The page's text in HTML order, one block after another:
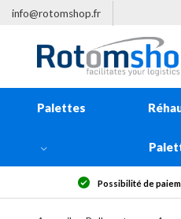
info@rotomshop.fr
Palettes
Droit